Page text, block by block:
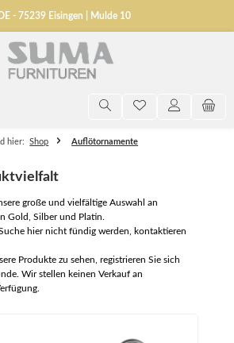
DE - 75239 Eisingen | Mulde 10
hier: Shop Auflötornamente
große und vielfältige Auswahl an
Gold, Silber und Platin.
hier nicht fündig werden, kontaktieren
Produkte zu sehen, registrieren Sie sich
Wir stellen keinen Verkauf an